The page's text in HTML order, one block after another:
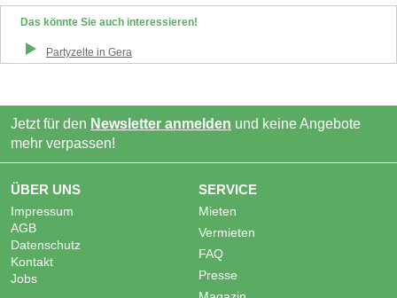
Das könnte Sie auch interessieren!
Partyzelte in Gera
Jetzt für den Newsletter anmelden und keine Angebote
mehr verpassen!
ÜBER UNS
Impressum
AGB
Datenschutz
Kontakt
Jobs
SERVICE
Mieten
Vermieten
FAQ
Presse